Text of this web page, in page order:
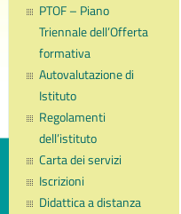
PTOF – Piano
Triennale dell’Offerta
formativa
Autovalutazione di
Istituto
Regolamenti
dell’istituto
Carta dei servizi
Iscrizioni
Didattica a distanza